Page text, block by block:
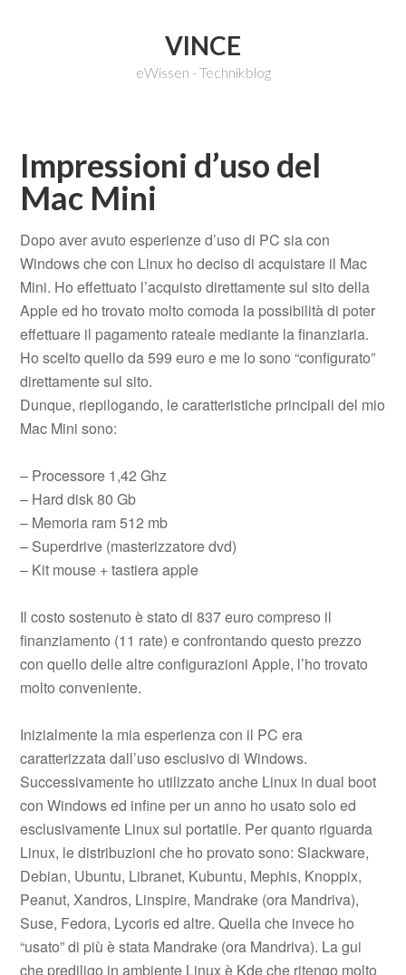
VINCE
eWissen - Technikblog
Impressioni d’uso del
Mac Mini
Dopo aver avuto esperienze d’uso di PC sia con
Windows che con Linux ho deciso di acquistare il Mac
Mini. Ho effettuato l’acquisto direttamente sul sito della
Apple ed ho trovato molto comoda la possibilità di poter
effettuare il pagamento rateale mediante la finanziaria.
Ho scelto quello da 599 euro e me lo sono “configurato”
direttamente sul sito.
Dunque, riepilogando, le caratteristiche principali del mio
Mac Mini sono:
– Processore 1,42 Ghz
– Hard disk 80 Gb
– Memoria ram 512 mb
– Superdrive (masterizzatore dvd)
– Kit mouse + tastiera apple
Il costo sostenuto è stato di 837 euro compreso il
finanziamento (11 rate) e confrontando questo prezzo
con quello delle altre configurazioni Apple, l’ho trovato
molto conveniente.
Inizialmente la mia esperienza con il PC era
caratterizzata dall’uso esclusivo di Windows.
Successivamente ho utilizzato anche Linux in dual boot
con Windows ed infine per un anno ho usato solo ed
esclusivamente Linux sul portatile. Per quanto riguarda
Linux, le distribuzioni che ho provato sono: Slackware,
Debian, Ubuntu, Libranet, Kubuntu, Mephis, Knoppix,
Peanut, Xandros, Linspire, Mandrake (ora Mandriva),
Suse, Fedora, Lycoris ed altre. Quella che invece ho
“usato” di più è stata Mandrake (ora Mandriva). La gui
che prediligo in ambiente Linux è Kde che ritengo molto